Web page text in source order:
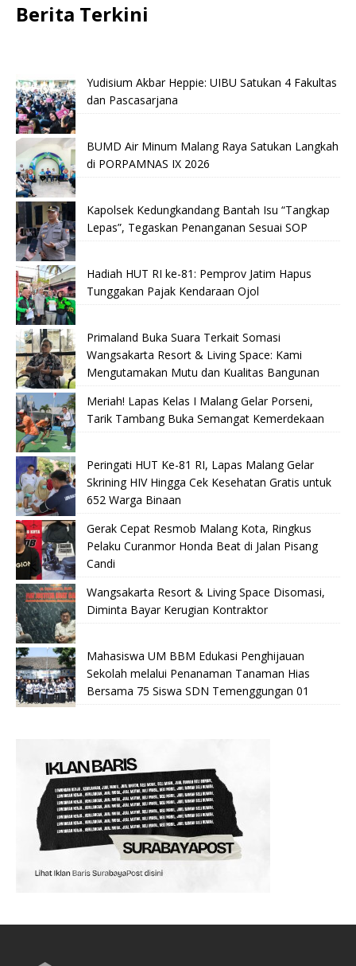
Berita Terkini
Yudisium Akbar Heppie: UIBU Satukan 4 Fakultas
dan Pascasarjana
BUMD Air Minum Malang Raya Satukan Langkah
di PORPAMNAS IX 2026
Kapolsek Kedungkandang Bantah Isu “Tangkap
Lepas”, Tegaskan Penanganan Sesuai SOP
Hadiah HUT RI ke-81: Pemprov Jatim Hapus
Tunggakan Pajak Kendaraan Ojol
Primaland Buka Suara Terkait Somasi
Wangsakarta Resort & Living Space: Kami
Mengutamakan Mutu dan Kualitas Bangunan
Meriah! Lapas Kelas I Malang Gelar Porseni,
Tarik Tambang Buka Semangat Kemerdekaan
Peringati HUT Ke-81 RI, Lapas Malang Gelar
Skrining HIV Hingga Cek Kesehatan Gratis untuk
652 Warga Binaan
Gerak Cepat Resmob Malang Kota, Ringkus
Pelaku Curanmor Honda Beat di Jalan Pisang
Candi
Wangsakarta Resort & Living Space Disomasi,
Diminta Bayar Kerugian Kontraktor
Mahasiswa UM BBM Edukasi Penghijauan
Sekolah melalui Penanaman Tanaman Hias
Bersama 75 Siswa SDN Temenggungan 01